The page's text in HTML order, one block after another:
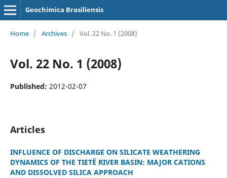
Geochimica Brasiliensis
Home / Archives / Vol. 22 No. 1 (2008)
Vol. 22 No. 1 (2008)
Published: 2012-02-07
Articles
INFLUENCE OF DISCHARGE ON SILICATE WEATHERING
DYNAMICS OF THE TIETÊ RIVER BASIN: MAJOR CATIONS
AND DISSOLVED SILICA APPROACH